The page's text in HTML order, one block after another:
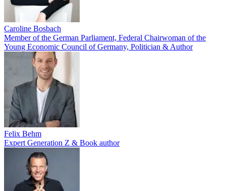
Caroline Bosbach
Member of the German Parliament, Federal Chairwoman of the
Young Economic Council of Germany, Politician & Author
Felix Behm
Expert Generation Z & Book author